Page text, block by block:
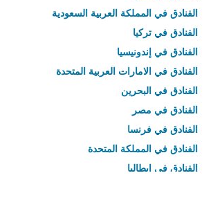
الفنادق في المملكة العربية السعودية
الفنادق في تركيا
الفنادق في إندونيسيا
الفنادق في الامارات العربية المتحدة
الفنادق في البحرين
الفنادق في مصر
الفنادق في فرنسا
الفنادق في المملكة المتحدة
الفنادق في إيطاليا